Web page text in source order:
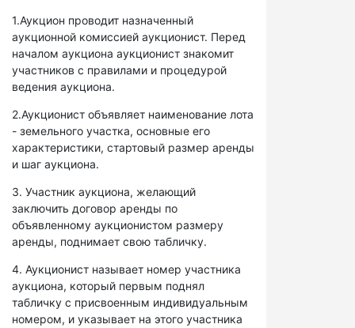
1.Аукцион проводит назначенный
аукционной комиссией аукционист. Перед
началом аукциона аукционист знакомит
участников с правилами и процедурой
ведения аукциона.
2.Аукционист объявляет наименование лота
- земельного участка, основные его
характеристики, стартовый размер аренды
и шаг аукциона.
3. Участник аукциона, желающий
заключить договор аренды по
объявленному аукционистом размеру
аренды, поднимает свою табличку.
4. Аукционист называет номер участника
аукциона, который первым поднял
табличку с присвоенным индивидуальным
номером, и указывает на этого участника